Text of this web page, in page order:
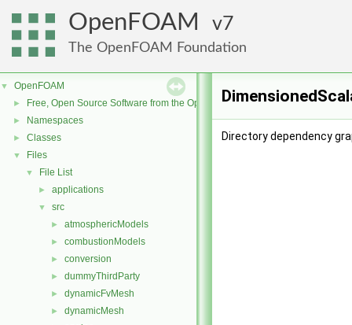
OpenFOAM 7
The OpenFOAM Foundation
▼ OpenFOAM
► Free, Open Source Software from the OpenFOAM Foundation
► Namespaces
► Classes
▼ Files
▼ File List
► applications
▼ src
► atmosphericModels
► combustionModels
► conversion
► dummyThirdParty
► dynamicFvMesh
► dynamicMesh
Directory dependency